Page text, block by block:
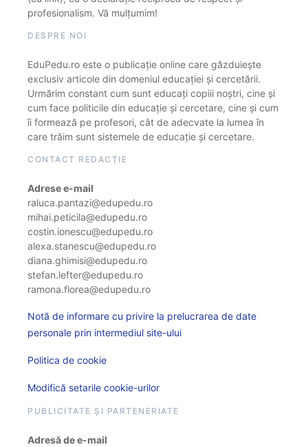
profesionalism. Vă mulțumim!
DESPRE NOI
EduPedu.ro este o publicație online care găzduiește
exclusiv articole din domeniul educației și cercetării.
Urmărim constant cum sunt educați copiii noștri, cine și
cum face politicile din educație și cercetare, cine și cum
îi formează pe profesori, cât de adecvate la lumea în
care trăim sunt sistemele de educație și cercetare.
CONTACT REDACȚIE
Adrese e-mail
raluca.pantazi@edupedu.ro
mihai.peticila@edupedu.ro
costin.ionescu@edupedu.ro
alexa.stanescu@edupedu.ro
diana.ghimisi@edupedu.ro
stefan.lefter@edupedu.ro
ramona.florea@edupedu.ro
Notă de informare cu privire la prelucrarea de date
personale prin intermediul site-ului
Politica de cookie
Modifică setarile cookie-urilor
PUBLICITATE ȘI PARTENERIATE
Adresă de e-mail